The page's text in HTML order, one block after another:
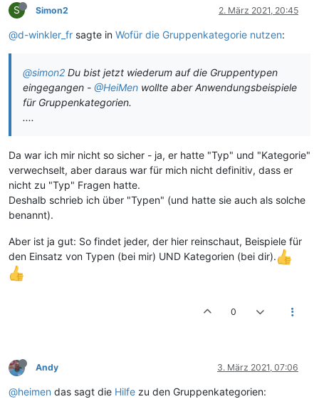
S Simon2 2. März 2021, 20:45
@d-winkler_fr sagte in Wofür die Gruppenkategorie nutzen:
@simon2 Du bist jetzt wiederum auf die Gruppentypen
eingegangen - @HeiMen wollte aber Anwendungsbeispiele
für Gruppenkategorien.
....
Da war ich mir nicht so sicher - ja, er hatte "Typ" und "Kategorie"
verwechselt, aber daraus war für mich nicht definitiv, dass er
nicht zu "Typ" Fragen hatte.
Deshalb schrieb ich über "Typen" (und hatte sie auch als solche
benannt).
Aber ist ja gut: So findet jeder, der hier reinschaut, Beispiele für
den Einsatz von Typen (bei mir) UND Kategorien (bei dir).
0
Andy 3. März 2021, 07:06
@heimen das sagt die Hilfe zu den Gruppenkategorien: